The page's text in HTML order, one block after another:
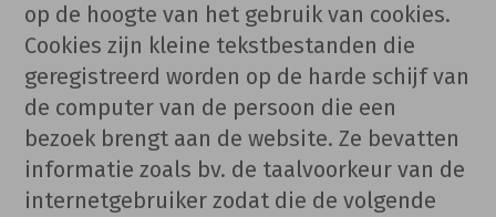
op de hoogte van het gebruik van cookies.
Cookies zijn kleine tekstbestanden die
geregistreerd worden op de harde schijf van
de computer van de persoon die een
bezoek brengt aan de website. Ze bevatten
informatie zoals bv. de taalvoorkeur van de
internetgebruiker zodat die de volgende